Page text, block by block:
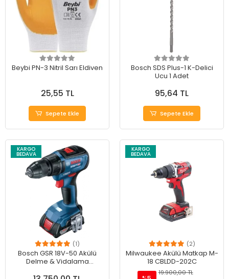
Beybi PN-3 Nitril Sarı Eldiven
25,55 TL
Sepete Ekle
Bosch SDS Plus-1 K-Delici
Ucu 1 Adet
95,64 TL
Sepete Ekle
KARGO
BEDAVA
(1)
Bosch GSR 18V-50 Akülü
Delme & Vidalama
KARGO
BEDAVA
(2)
Milwaukee Akülü Matkap M-
18 CBLDD-202C
19.900,00 TL